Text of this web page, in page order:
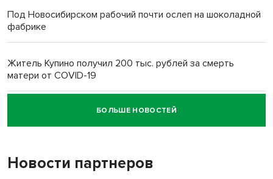
Под Новосибирском рабочий почти ослеп на шоколадной
фабрике
Житель Купино получил 200 тыс. рублей за смерть
матери от COVID-19
Новосибирский суд наказал водителя за смерть
пенсионерки на вокзале
«Мы живём на пастбище!»: в новосибирском селе лошади
терроризируют жителей
БОЛЬШЕ НОВОСТЕЙ
Новости партнеров